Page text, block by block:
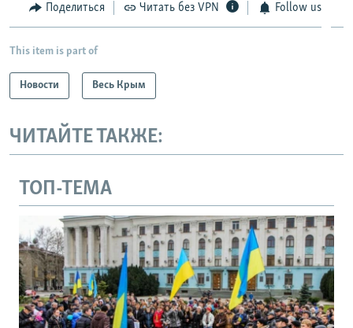
Поделиться Читать без VPN Follow us
This item is part of
Новости Весь Крым
ЧИТАЙТЕ ТАКЖЕ:
ТОП-ТЕМА